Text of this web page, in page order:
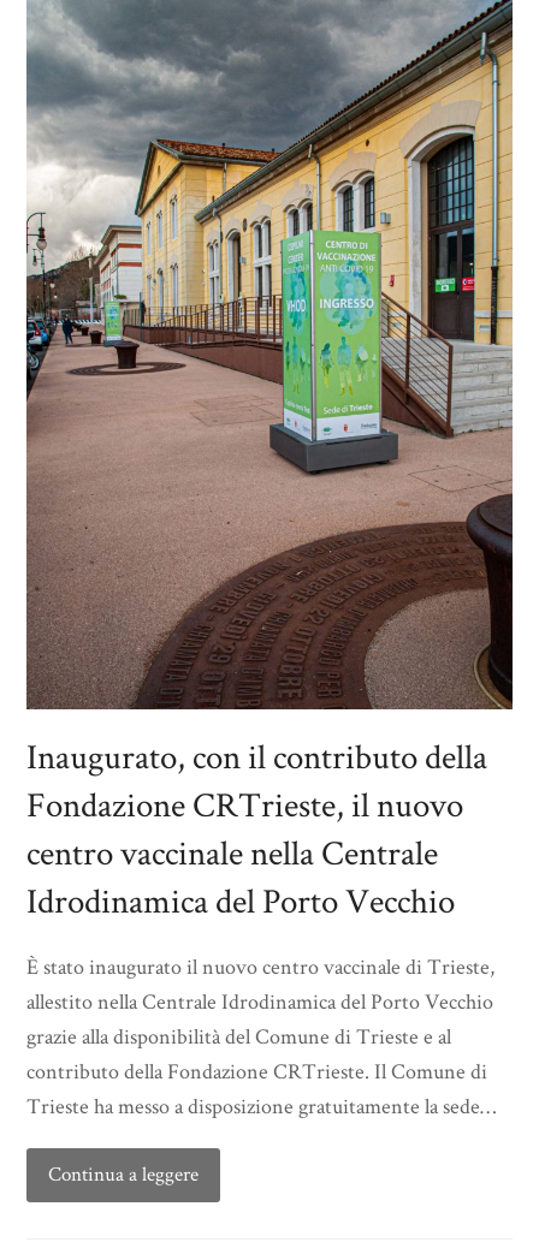
Inaugurato, con il contributo della
Fondazione CRTrieste, il nuovo
centro vaccinale nella Centrale
Idrodinamica del Porto Vecchio
È stato inaugurato il nuovo centro vaccinale di Trieste,
allestito nella Centrale Idrodinamica del Porto Vecchio
grazie alla disponibilità del Comune di Trieste e al
contributo della Fondazione CRTrieste. Il Comune di
Trieste ha messo a disposizione gratuitamente la sede…
Continua a leggere